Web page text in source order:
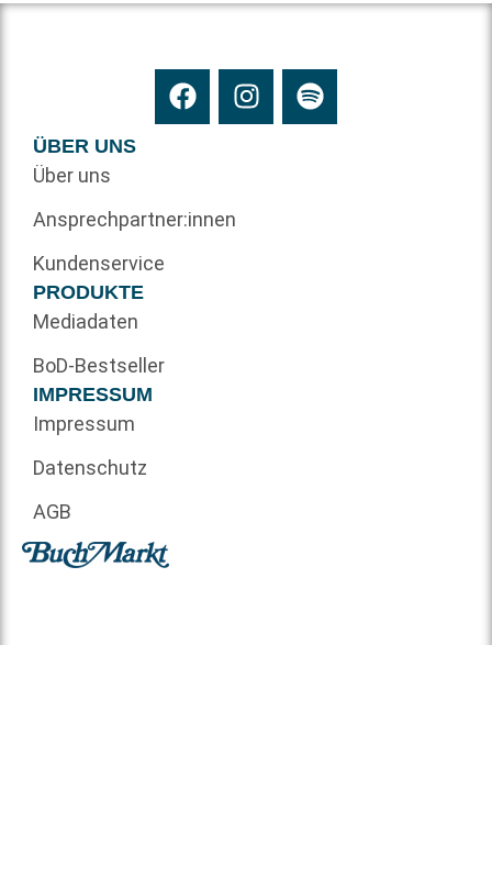
ÜBER UNS
Über uns
Ansprechpartner:innen
Kundenservice
PRODUKTE
Mediadaten
BoD-Bestseller
IMPRESSUM
Impressum
Datenschutz
AGB